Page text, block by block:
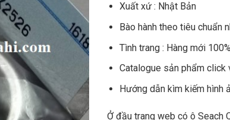
Xuất xứ : Nhật Bản
Bào hành theo tiêu chuẩn
Tình trang : Hàng mới
Catalogue sản phẩm click
Hướng dẫn kìm kiếm hình
Ở đầu trang web có ô Seach